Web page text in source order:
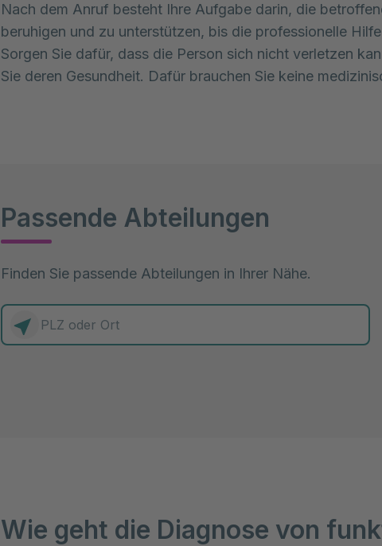
Nach dem Anruf besteht Ihre Aufgabe darin, die
beruhigen und zu unterstützen, bis die professionelle
Sorgen Sie dafür, dass die Person sich nicht verletzen
Sie deren Gesundheit. Dafür brauchen Sie keine
Passende Abteilungen
Finden Sie passende Abteilungen in Ihrer Nähe.
Wie geht die Diagnose von